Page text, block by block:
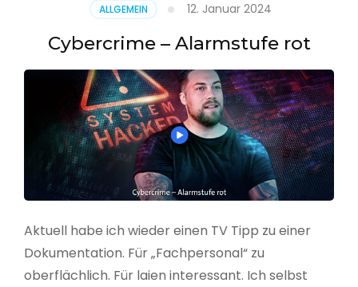
Produktion
ALLGEMEIN 12. Januar 2024
Cybercrime – Alarmstufe rot
Aktuell habe ich wieder einen TV Tipp zu einer
Dokumentation. Für „Fachpersonal“ zu
oberflächlich. Für laien interessant. Ich selbst